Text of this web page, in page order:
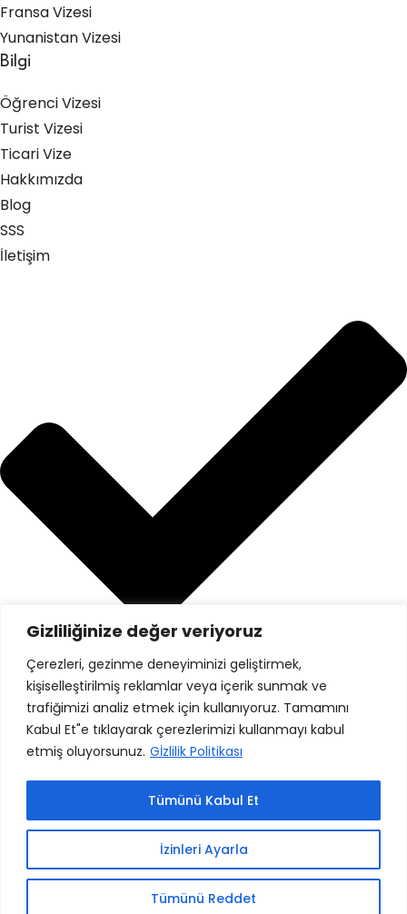
Gizliliğinize değer veriyoruz
Çerezleri, gezinme deneyiminizi geliştirmek,
kişiselleştirilmiş reklamlar veya içerik sunmak ve
trafiğimizi analiz etmek için kullanıyoruz. Tamamını
Kabul Et"e tıklayarak çerezlerimizi kullanmayı kabul
etmiş oluyorsunuz. Gİzlilik Politikası
İzinleri Ayarla
Tümünü Reddet
Tümünü Kabul Et
Fransa Vizesi
Yunanistan Vizesi
Bilgi
Öğrenci Vizesi
Turist Vizesi
Ticari Vize
Hakkımızda
Blog
SSS
İletişim
Gizlilik Politikası
Danışanlarımız